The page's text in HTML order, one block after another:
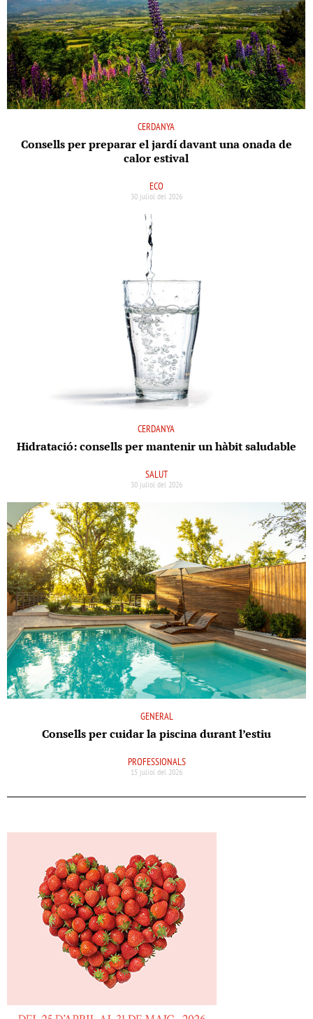
CERDANYA
Consells per preparar el jardí davant una onada de
calor estival
ECO
30 juliol del 2026
CERDANYA
Hidratació: consells per mantenir un hàbit saludable
SALUT
30 juliol del 2026
GENERAL
Consells per cuidar la piscina durant l’estiu
PROFESSIONALS
15 juliol del 2026